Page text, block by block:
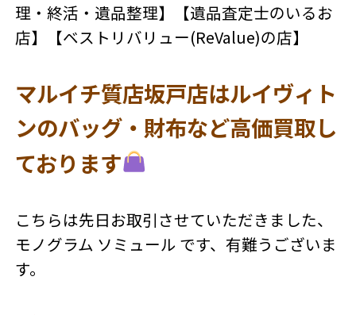
理・終活・遺品整理】【遺品査定士のいるお
店】【ベストリバリュー(ReValue)の店】
マルイチ質店坂戸店はルイヴィト
ンのバッグ・財布など高価買取し
ております
こちらは先日お取引させていただきました、
モノグラム ソミュール です、有難うございま
す。